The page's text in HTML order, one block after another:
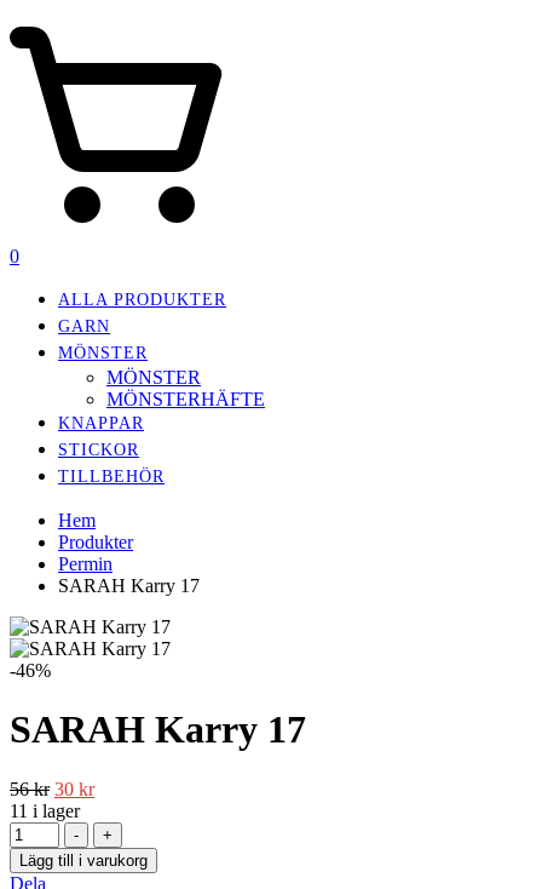
0
ALLA PRODUKTER
GARN
MÖNSTER
MÖNSTER
MÖNSTERHÄFTE
KNAPPAR
STICKOR
TILLBEHÖR
Hem
Produkter
Permin
SARAH Karry 17
-46%
SARAH Karry 17
56kr 30 kr
11 i lager
-
+
Lägg till i varukorg
Dela